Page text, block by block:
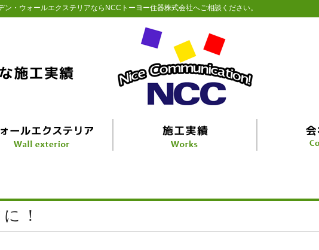
ン・ウォールエクステリアならNCCトーヨー住器株式会社へご相談ください。
！